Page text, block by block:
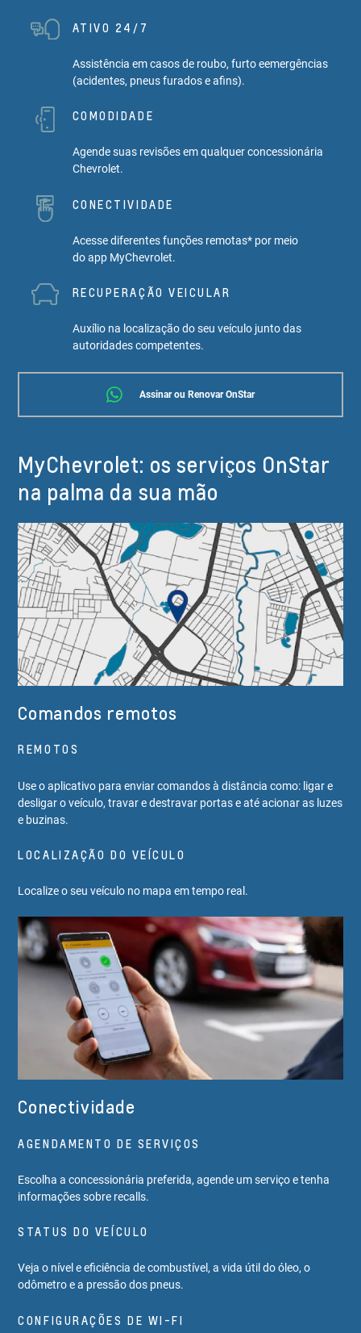
ATIVO 24/7
Assistência em casos de roubo, furto eemergências
(acidentes, pneus furados e afins).
COMODIDADE
Agende suas revisões em qualquer concessionária
Chevrolet.
CONECTIVIDADE
Acesse diferentes funções remotas* por meio
do app MyChevrolet.
RECUPERAÇÃO VEICULAR
Auxílio na localização do seu veículo junto das
autoridades competentes.
Assinar ou Renovar OnStar
MyChevrolet: os serviços OnStar
na palma da sua mão
Comandos remotos
REMOTOS
Use o aplicativo para enviar comandos à distância como: ligar e
desligar o veículo, travar e destravar portas e até acionar as luzes
e buzinas.
LOCALIZAÇÃO DO VEÍCULO
Localize o seu veículo no mapa em tempo real.
Conectividade
AGENDAMENTO DE SERVIÇOS
Escolha a concessionária preferida, agende um serviço e tenha
informações sobre recalls.
STATUS DO VEÍCULO
Veja o nível e eficiência de combustível, a vida útil do óleo, o
odômetro e a pressão dos pneus.
CONFIGURAÇÕES DE WI-FI